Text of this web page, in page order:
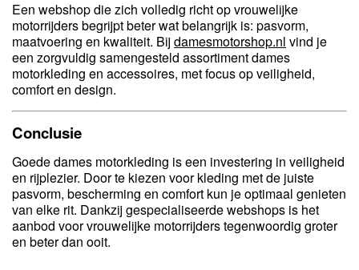
Een webshop die zich volledig richt op vrouwelijke
motorrijders begrijpt beter wat belangrijk is: pasvorm,
maatvoering en kwaliteit. Bijdamesmotorshop.nl vind je
een zorgvuldig samengesteld assortiment dames
motorkleding en accessoires, met focus op veiligheid,
comfort en design.
Conclusie
Goede dames motorkleding is een investering in veiligheid
en rijplezier. Door te kiezen voor kleding met de juiste
pasvorm, bescherming en comfort kun je optimaal genieten
van elke rit. Dankzij gespecialiseerde webshops is het
aanbod voor vrouwelijke motorrijders tegenwoordig groter
en beter dan ooit.